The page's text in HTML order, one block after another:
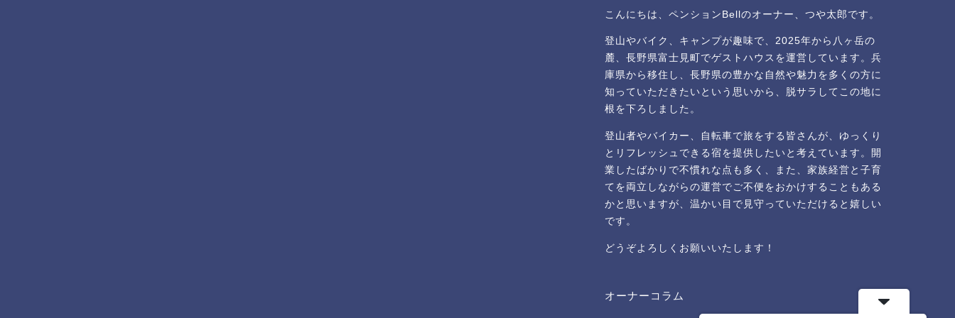
こんにちは、ペンションBellのオーナー、つや太郎です。
登山やバイク、キャンプが趣味で、2025年から八ヶ岳の
麓、長野県富士見町でゲストハウスを運営しています。 兵
庫県から移住し、長野県の豊かな自然や魅力を多くの方に
知っていただきたいという思いから、脱サラしてこの地に
根を下ろしました。
登山者やバイカー、自転車で旅をする皆さんが、ゆっくり
とリフレッシュできる宿を提供したいと考えています。
開
業したばかりで不慣れな点も多く、また、家族経営と子育
てを両立しながらの運営でご不便をおかけすることもある
かと思いますが、温かい目で見守っていただけると嬉しい
です。
どうぞよろしくお願いいたします！
オーナーコラム